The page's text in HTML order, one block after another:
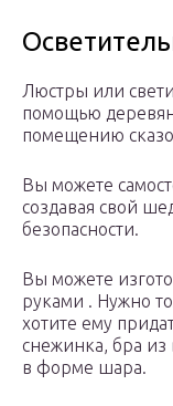
Люстры или
помощью
помещению
Вы можете
создавая свой
безопасности.
Вы можете
руками . Нужно
хотите ему
снежинка, бра из
в форме шара.